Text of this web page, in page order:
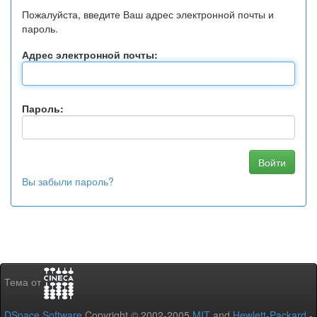
Пожалуйста, введите Ваш адрес электронной почты и
пароль.
Адрес электронной почты:
Пароль:
Вы забыли пароль?
Тема от